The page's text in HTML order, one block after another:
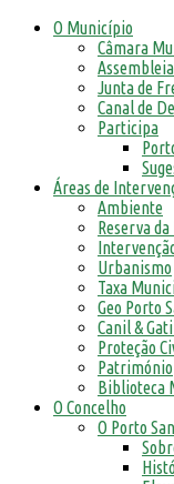
O Município
Câmara
Junta de
Canal de
Participa
Áreas de
Ambiente
Reserva
Urbanismo
Taxa
Geo Porto
Canil &
Proteção
Património
Biblioteca
O Concelho
O Porto